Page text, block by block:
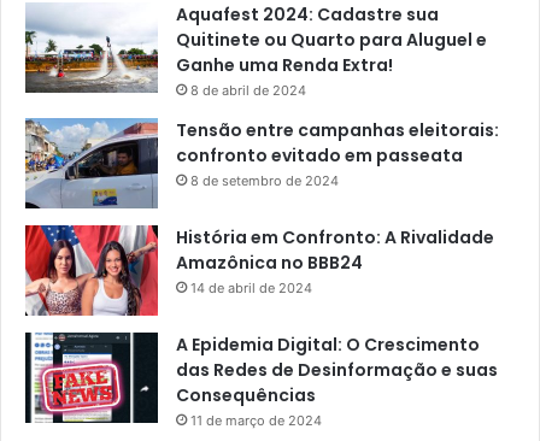
Aquafest 2024: Cadastre sua
Quitinete ou Quarto para Aluguel e
Ganhe uma Renda Extra!
8 de abril de 2024
Tensão entre campanhas eleitorais:
confronto evitado em passeata
8 de setembro de 2024
História em Confronto: A Rivalidade
Amazônica no BBB24
14 de abril de 2024
A Epidemia Digital: O Crescimento
das Redes de Desinformação e suas
Consequências
11 de março de 2024